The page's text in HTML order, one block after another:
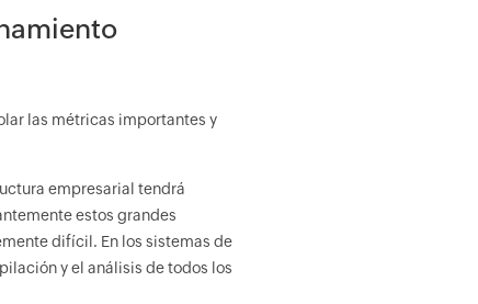
las métricas importantes y
empresarial tendrá
estos grandes
difícil. En los sistemas de
y el análisis de todos los